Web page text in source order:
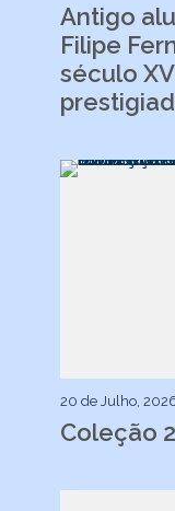
Antigo
Filipe
século
20 de Julho,
Coleção